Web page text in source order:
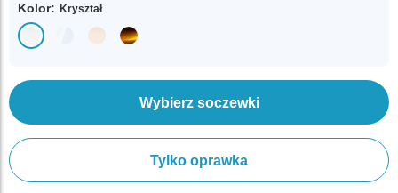
Kolor: Kryształ
Wybierz soczewki
Tylko oprawka